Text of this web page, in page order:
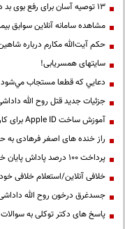
13 توصیه آسان برای رفع بوی بد دهان
مشاهده سامانه آنلاين سوابق
حكم آيت‌الله مكارم درباره
سایتهای همسریابی!
دعايي كه قطعا مستجاب مي‌شود
جزئیات جدید قتل روح الله
آموزش ساخت Apple ID برای کاربران ایرانی
راز خنده های اصغر فرهادی به
پرداخت ۱۰۰ درصد پاداش پایان خدمت فرهنگیان
خلافی آنلاین/استعلام خلافی
جسدغرق درخون روح الله
پاسخ های دکتر توکلی به